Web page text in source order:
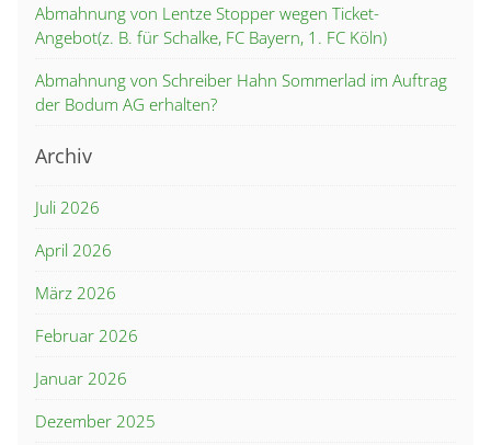
Abmahnung von Lentze Stopper wegen Ticket-
Angebot(z. B. für Schalke, FC Bayern, 1. FC Köln)
Abmahnung von Schreiber Hahn Sommerlad im Auftrag
der Bodum AG erhalten?
Archiv
Juli 2026
April 2026
März 2026
Februar 2026
Januar 2026
Dezember 2025